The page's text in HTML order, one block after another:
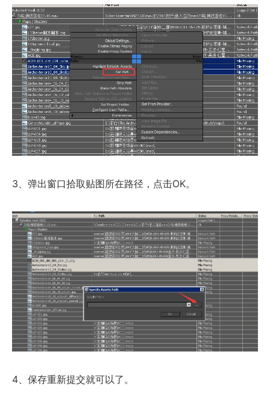
3、弹出窗口拾取贴图所在路径，点击OK。
4、保存重新提交就可以了。